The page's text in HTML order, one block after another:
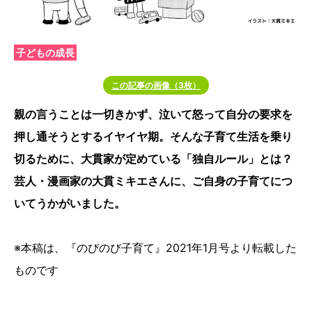
子どもの成長
この記事の画像（3枚）
親の言うことは一切きかず、泣いて怒って自分の要求を
押し通そうとするイヤイヤ期。そんな子育て生活を乗り
切るために、大貫家が定めている「独自ルール」とは？
芸人・漫画家の大貫ミキエさんに、ご自身の子育てにつ
いてうかがいました。
※本稿は、『のびのび子育て』2021年1月号より転載した
ものです